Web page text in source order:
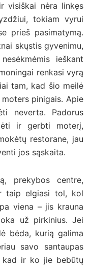
visiškai nėra linkęs
tokiam vyrui
prieš pasimatymą.
skųstis gyvenimu,
ieškant
renkasi vyrą
tam, kad šio meilė
pinigais. Apie
neverta. Padorus
ir gerbti moterį,
restorane, jau
jos sąskaita.
prekybos centre,
taip elgiasi tol, kol
viena – jis krauna
už pirkinius. Jei
bėda, kurią galima
savo santaupas
kad ir ko jie bebūtų